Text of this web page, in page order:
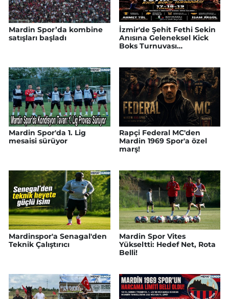
Mardin Spor’da kombine
satışları başladı
İzmir'de Şehit Fethi Sekin
Anısına Geleneksel Kick
Boks Turnuvası
Mardin Spor'da 1. Lig
mesaisi sürüyor
Rapçi Federal MC'den
Mardin 1969 Spor'a özel
marş!
Mardinspor'a Senagal'den
Teknik Çalıştırıcı
Mardin Spor Vites
Yükseltti: Hedef Net, Rota
Belli!